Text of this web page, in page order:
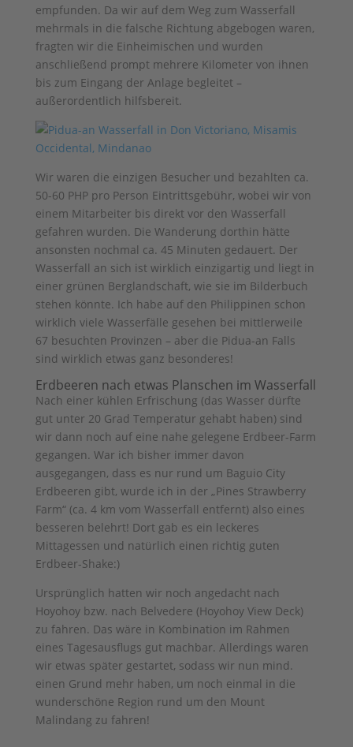
empfunden. Da wir auf dem Weg zum Wasserfall
mehrmals in die falsche Richtung abgebogen waren,
fragten wir die Einheimischen und wurden
anschließend prompt mehrere Kilometer von ihnen
bis zum Eingang der Anlage begleitet –
außerordentlich hilfsbereit.
Wir waren die einzigen Besucher und bezahlten ca.
50-60 PHP pro Person Eintrittsgebühr, wobei wir von
einem Mitarbeiter bis direkt vor den Wasserfall
gefahren wurden. Die Wanderung dorthin hätte
ansonsten nochmal ca. 45 Minuten gedauert. Der
Wasserfall an sich ist wirklich einzigartig und liegt in
einer grünen Berglandschaft, wie sie im Bilderbuch
stehen könnte. Ich habe auf den Philippinen schon
wirklich viele Wasserfälle gesehen bei mittlerweile
67 besuchten Provinzen – aber die Pidua-an Falls
sind wirklich etwas ganz besonderes!
Erdbeeren nach etwas Planschen im Wasserfall
Nach einer kühlen Erfrischung (das Wasser dürfte
gut unter 20 Grad Temperatur gehabt haben) sind
wir dann noch auf eine nahe gelegene Erdbeer-Farm
gegangen. War ich bisher immer davon
ausgegangen, dass es nur rund um Baguio City
Erdbeeren gibt, wurde ich in der „Pines Strawberry
Farm“ (ca. 4 km vom Wasserfall entfernt) also eines
besseren belehrt! Dort gab es ein leckeres
Mittagessen und natürlich einen richtig guten
Erdbeer-Shake:)
Ursprünglich hatten wir noch angedacht nach
Hoyohoy bzw. nach Belvedere (Hoyohoy View Deck)
zu fahren. Das wäre in Kombination im Rahmen
eines Tagesausflugs gut machbar. Allerdings waren
wir etwas später gestartet, sodass wir nun mind.
einen Grund mehr haben, um noch einmal in die
wunderschöne Region rund um den Mount
Malindang zu fahren!